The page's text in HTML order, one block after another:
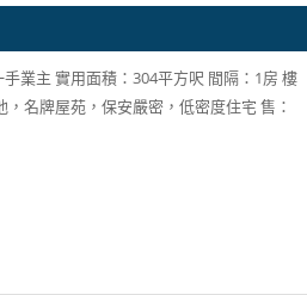
業主 實用面積：304平方呎 間隔：1房 樓
名牌屋苑，保安嚴密，低密度住宅 售：